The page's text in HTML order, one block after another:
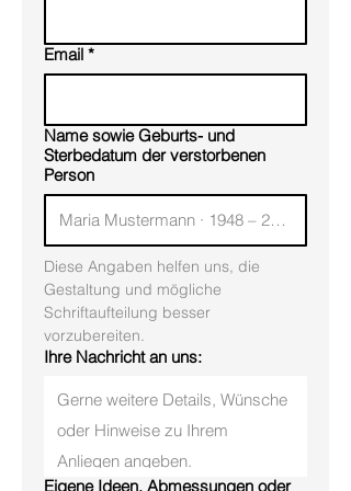
Email *
Name sowie Geburts- und
Sterbedatum der verstorbenen
Person
Diese Angaben helfen uns, die
Gestaltung und mögliche
Schriftaufteilung besser
vorzubereiten.
Ihre Nachricht an uns:
Eigene Ideen, Abmessungen oder